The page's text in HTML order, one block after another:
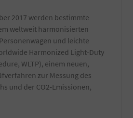
gewaschen.
Die
erfolgt
kurz
vor
Fahrzeugabholung
bzw.
Fahrzeugübergabe.
durch
einen
TÜV-
Angestellten
Gutachter
durchgeführt.
2017 werden bestimmte
weltweit harmonisierten
und leichte
Harmonized Light-Duty
WLTP), einem neuen,
zur Messung des
und der CO2-Emissionen,